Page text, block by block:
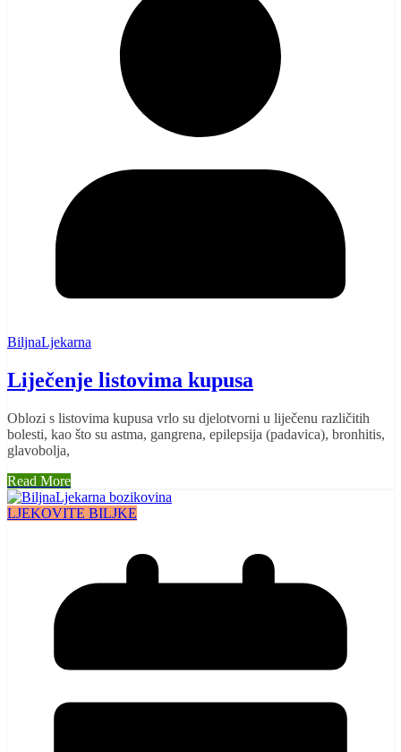
BiljnaLjekarna
Liječenje listovima kupusa
Oblozi s listovima kupusa vrlo su djelotvorni u liječenu različitih
bolesti, kao što su astma, gangrena, epilepsija (padavica), bronhitis,
glavobolja,
Read More
LJEKOVITE BILJKE